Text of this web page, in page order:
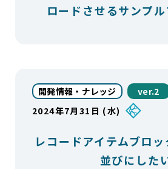
ロードさせるサンプ
開発情報・ナレッジ ver.2
2024年7月31日 (水)
レコードアイテムブロ
並びにした